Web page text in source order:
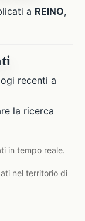
a REINO,
recenti a
la ricerca
in tempo reale.
nel territorio di